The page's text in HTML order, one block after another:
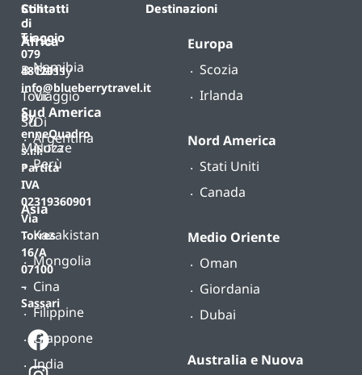
Contatti
T.
079
4812011
info@blueberrytravel.it
By
enneQuadro
s.r.l.
Partita
IVA
02319360901
Via
Torres
16/A
07100
–
Sassari
Destinazioni
Africa
Namibia
Sud America
Argentina
Perù
Asia
Kazakistan
Mongolia
Cina
Filippine
Giappone
India
Europa
Scozia
Irlanda
Nord America
Stati Uniti
Canada
Medio Oriente
Oman
Giordania
Dubai
Australia e Nuova
Stili
di
viaggio
B-
Tour
Su
Misura
Classy
Viaggio
Di
Nozze